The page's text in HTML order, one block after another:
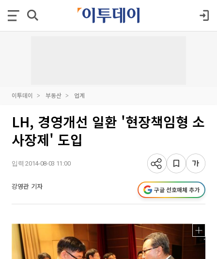
이투데이 부동산 업계
LH, 경영개선 일환 '현장책임형 소
사장제' 도입
입력 2014-08-03 11:00
강영관 기자 구글 선호매체 추가